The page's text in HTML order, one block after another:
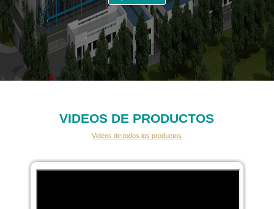
VIDEOS DE PRODUCTOS
Videos de todos los productos